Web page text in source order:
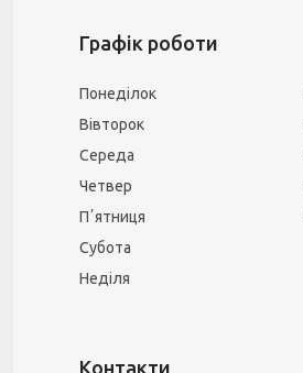
Графік роботи
Понеділок
Вівторок
Середа
Четвер
Пʼятниця
Субота
Неділя